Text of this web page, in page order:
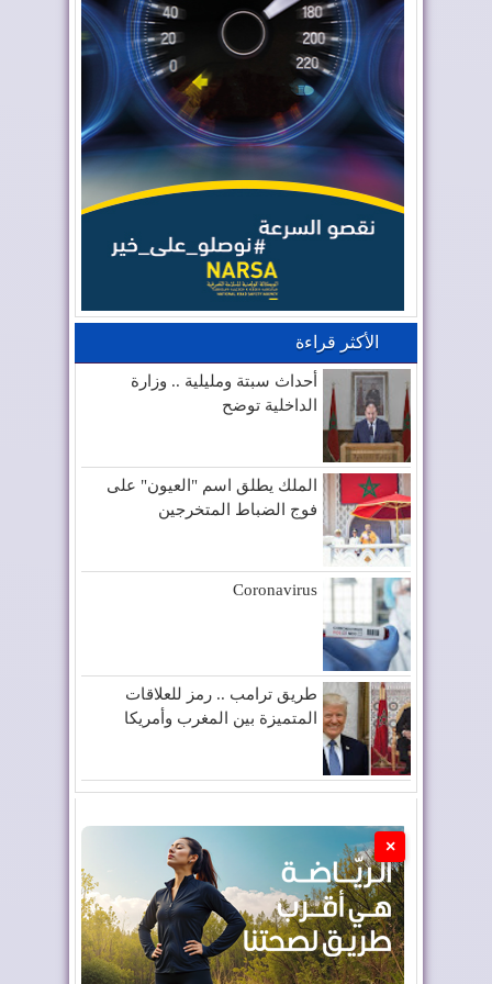
الأكثر قراءة
أحداث سبتة ومليلية .. وزارة
الداخلية توضح
الملك يطلق اسم "العيون" على
فوج الضباط المتخرجين
Coronavirus
طريق ترامب .. رمز للعلاقات
المتميزة بين المغرب وأمريكا
×